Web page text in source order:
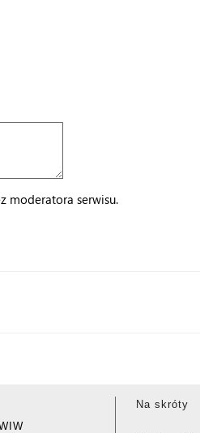
moderatora serwisu.
Na skróty